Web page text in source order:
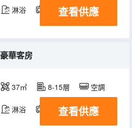
淋浴 電視機 冰箱
查看供應
豪華客房
37㎡ 8-15層 空調
淋浴 電視機 冰箱
查看供應